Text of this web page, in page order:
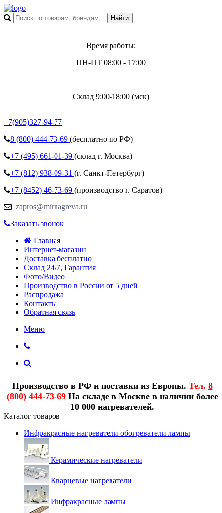
Время работы:
ПН-ПТ 08:00 - 17:00
Склад 9:00-18:00 (мск)
+7(905)327-94-77
8 (800) 444-73-69 (бесплатно по РФ)
+7 (495) 661-01-39 (склад г. Москва)
+7 (812) 938-09-31 (г. Санкт-Петербург)
+7 (8452) 46-73-69 (производство г. Саратов)
zapros@mirnagreva.ru
Заказать звонок
Главная
Интернет-магазин
Доставка бесплатно
Склад 24/7, Гарантия
Фото/Видео
Производство в России от 5 дней
Распродажа
Контакты
Обратная связь
Меню
Производство в РФ и поставки из Европы. Тел. 8
(800) 444-73-69На складе в Москве в наличии более
10 000 нагревателей.
Каталог товаров
Инфракрасные нагреватели обогреватели лампы
Керамические нагреватели
Кварцевые нагреватели
Инфракрасные лампы